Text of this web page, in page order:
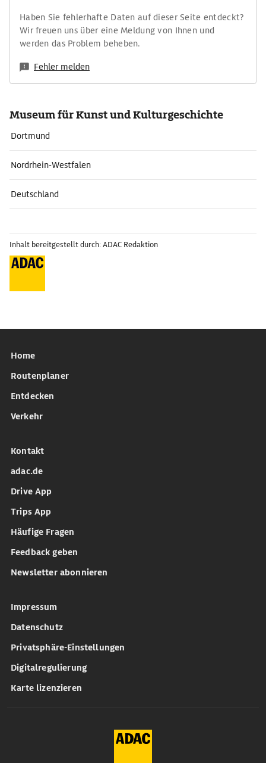
Haben Sie fehlerhafte Daten auf dieser Seite entdeckt?
Wir freuen uns über eine Meldung von Ihnen und
werden das Problem beheben.
Fehler melden
Museum für Kunst und Kulturgeschichte
Dortmund
Nordrhein-Westfalen
Deutschland
Inhalt bereitgestellt durch: ADAC Redaktion
Home
Routenplaner
Entdecken
Verkehr
Kontakt
adac.de
Drive App
Trips App
Häufige Fragen
Feedback geben
Newsletter abonnieren
Impressum
Datenschutz
Privatsphäre-Einstellungen
Digitalregulierung
Karte lizenzieren